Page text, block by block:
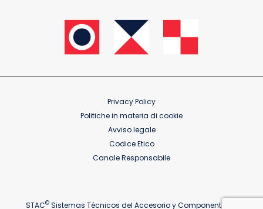
Privacy Policy
Politiche in materia di cookie
Avviso legale
Codice Etico
Canale Responsabile
STAC© Sistemas Técnicos del Accesorio y Componentes